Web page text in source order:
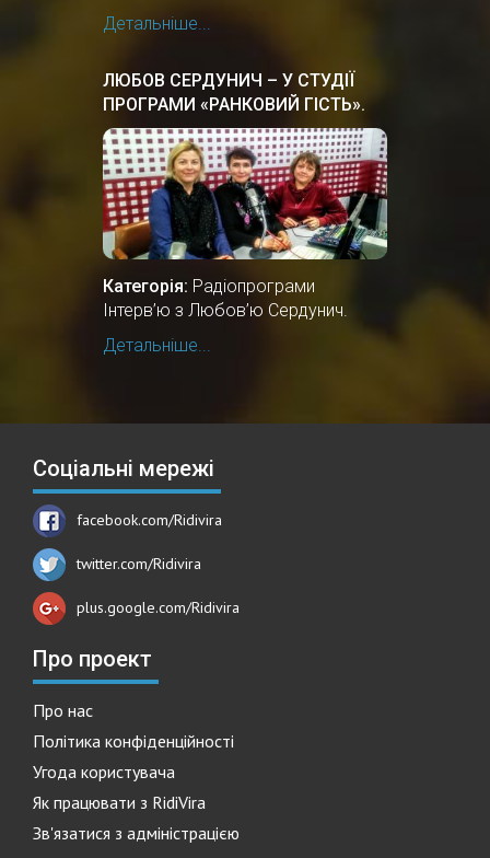
Детальніше...
ЛЮБОВ СЕРДУНИЧ – У СТУДІЇ
ПРОГРАМИ «РАНКОВИЙ ГІСТЬ».
Категорія: Радіопрограми
Інтерв’ю з Любов’ю Сердунич.
Детальніше...
Соціальні мережі
facebook.com/Ridivira
twitter.com/Ridivira
plus.google.com/Ridivira
Про проект
Про нас
Політика конфіденційності
Угода користувача
Як працювати з RidiVira
Зв'язатися з адміністрацією